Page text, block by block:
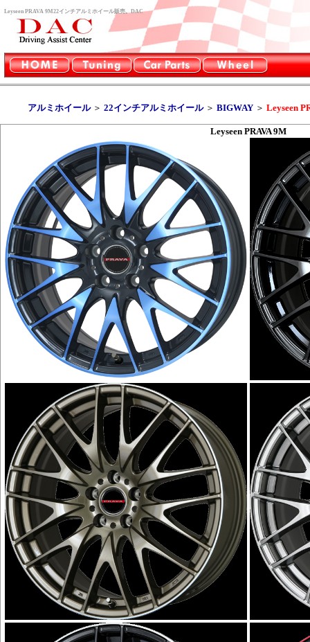
Leyseen PRAVA 9M22インチアルミホイール販売。DAC
アルミホイール＞ 22インチアルミホイール＞ BIGWAY ＞ Leyseen
Leyseen PRAVA 9M